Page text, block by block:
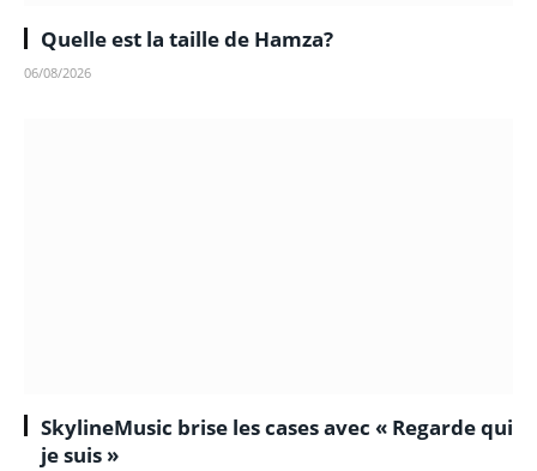
Quelle est la taille de Hamza?
06/08/2026
SkylineMusic brise les cases avec « Regarde qui
je suis »